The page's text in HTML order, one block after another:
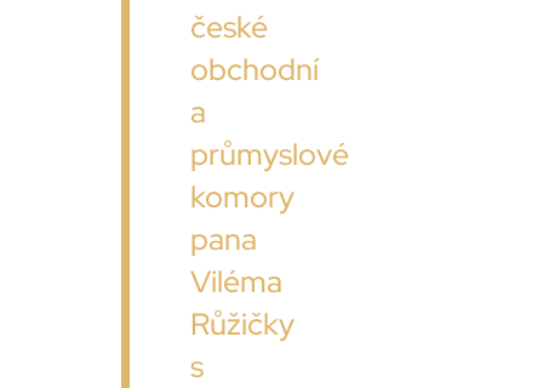
české
obchodní
a
průmyslové
komory
pana
Viléma
Růžičky
s